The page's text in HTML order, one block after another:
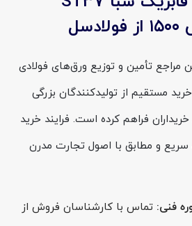
مراجع تأمین و توزیع ورق‌های فولادی
مستقیم از تولیدکنندگان بزرگی
فراهم کرده است. فرایند خرید
سریع و مطابق با اصول تجارت مدرن
فنی: تماس با کارشناسان فروش از